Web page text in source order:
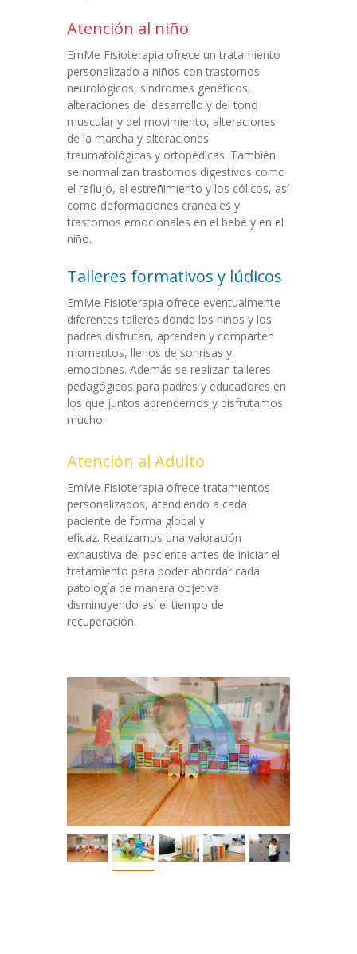
Atención al niño
EmMe Fisioterapia ofrece un tratamiento
personalizado a niños con trastornos
neurológicos, síndromes genéticos,
alteraciones del desarrollo y del tono
muscular y del movimiento, alteraciones
de la marcha y alteraciones
traumatológicas y ortopédicas. También
se normalizan trastornos digestivos como
el reflujo, el estreñimiento y los cólicos, así
como deformaciones craneales y
trastornos emocionales en el bebé y en el
niño.
Talleres formativos y lúdicos
EmMe Fisioterapia ofrece eventualmente
diferentes talleres donde los niños y los
padres disfrutan, aprenden y comparten
momentos, llenos de sonrisas y
emociones. Además se realizan talleres
pedagógicos para padres y educadores en
los que juntos aprendemos y disfrutamos
mucho.
Atención al Adulto
EmMe Fisioterapia ofrece tratamientos
personalizados, atendiendo a cada
paciente de forma global y
eficaz. Realizamos una valoración
exhaustiva del paciente antes de iniciar el
tratamiento para poder abordar cada
patología de manera objetiva
disminuyendo así el tiempo de
recuperación.